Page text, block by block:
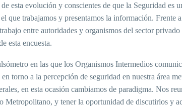
esta evolución y conscientes de que la Seguridad es
que trabajamos y presentamos la información. Frente
entre autoridades y organismos del sector
esta encuesta.
en las que los Organismos Intermedios
torno a la percepción de seguridad en nuestra área
en esta ocasión cambiamos de paradigma. Nos
Metropolitano, y tener la oportunidad de discutirlos y